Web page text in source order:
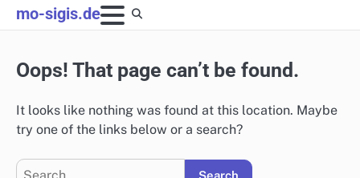
Skip
to
mo-sigis.de
Oops! That page can’t be found.
It looks like nothing was found at this location. Maybe
try one of the links below or a search?
Search